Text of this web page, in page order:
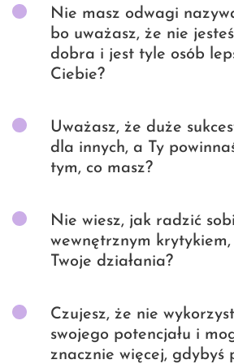
Nie masz odwagi
bo uważasz, że nie
dobra i jest tyle osób
Ciebie?
Uważasz, że duże
dla innych, a Ty
tym, co masz?
Nie wiesz, jak radzić
wewnętrznym
Twoje działania?
Czujesz, że nie
swojego potencjału i
znacznie więcej, gdybyś